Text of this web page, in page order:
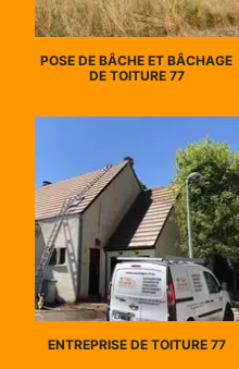
POSE DE BÂCHE ET BÂCHAGE
DE TOITURE 77
ENTREPRISE DE TOITURE 77